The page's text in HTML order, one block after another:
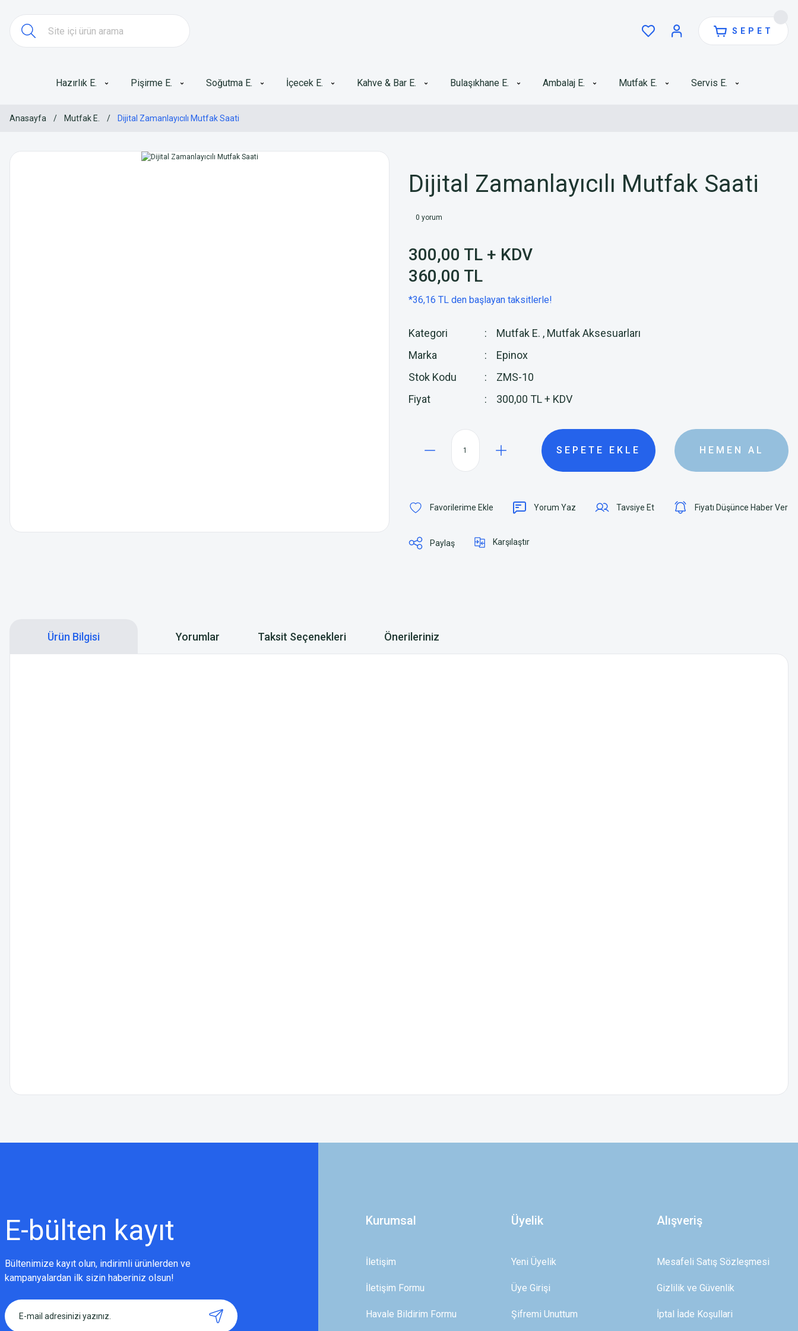
SEPET
Hazırlık E. Pişirme E. Soğutma E. İçecek E. Kahve & Bar E. Bulaşıkhane E. Ambalaj E. Mutfak E. Servis E.
Anasayfa Mutfak E. Dijital Zamanlayıcılı Mutfak Saati
Dijital Zamanlayıcılı Mutfak Saati
0 yorum
300,00 TL + KDV
360,00 TL
*36,16 TL den başlayan taksitlerle!
Kategori Mutfak E. , Mutfak Aksesuarları
Marka
Epinox
Stok Kodu
ZMS-10
Fiyat
300,00 TL + KDV
SEPETE EKLE HEMEN AL
Yorum Yaz Tavsiye Et Fiyatı Düşünce Haber Ver
Paylaş Karşılaştır
Ürün Bilgisi Yorumlar Taksit Seçenekleri Önerileriniz
Bu ürüne ilk yorumu siz yapın!
Bu ürüne benzer farklı alternatifler olmalı.
Gönder
E-bülten kayıt
Bültenimize kayıt olun, indirimli ürünlerden ve
kampanyalardan ilk sizin haberiniz olsun!
Kurumsal
İletişim
İletişim Formu
Havale Bildirim Formu
Üyelik
Yeni Üyelik
Üye Girişi
Şifremi Unuttum
Alışveriş
Mesafeli Satış Sözleşmesi
Gizlilik ve Güvenlik
İptal İade Koşullari